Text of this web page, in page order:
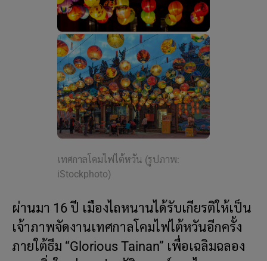
เทศกาลโคมไฟไต้หวัน (รูปภาพ:
iStockphoto)
ผ่านมา 16 ปี เมืองไถหนานได้รับเกียรติให้เป็น
เจ้าภาพจัดงานเทศกาลโคมไฟไต้หวันอีกครั้ง
ภายใต้ธีม “Glorious Tainan” เพื่อเฉลิมฉลอง